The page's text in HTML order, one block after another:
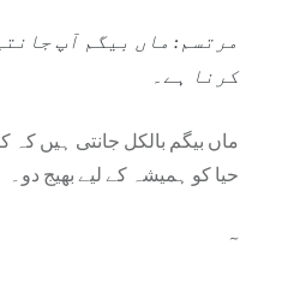
مرتسم: ماں بیگم آپ
کرنا ہے۔
ماں بیگم بالکل جانتی ہیں
حیا کو ہمیشہ کے لیے بھیج دو۔
~